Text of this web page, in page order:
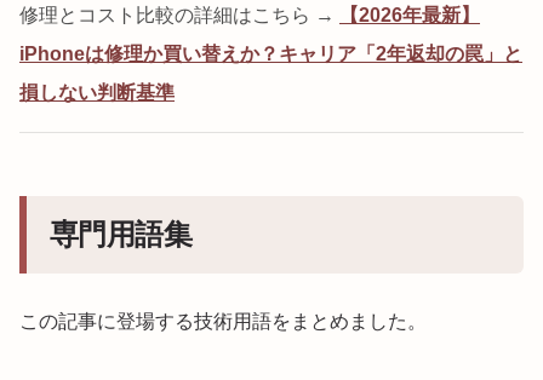
修理とコスト比較の詳細はこちら →
【2026年最新】
iPhoneは修理か買い替えか？キャリア「2年返却の罠」と
損しない判断基準
専門用語集
この記事に登場する技術用語をまとめました。